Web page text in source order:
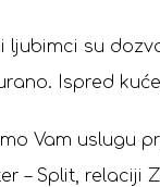
ljubimci su
Ispred
Vam uslugu
– Split, relaciji